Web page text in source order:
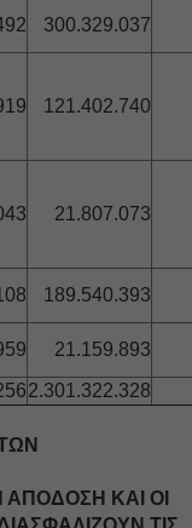
300.329.037
121.402.740
21.807.073
189.540.393
21.159.893
2.301.322.328
ΚΑΙ ΟΙ